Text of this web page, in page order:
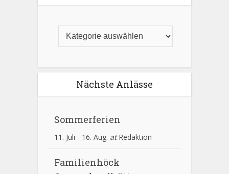
Nächste Anlässe
Sommerferien
11. Juli - 16. Aug. atRedaktion
Familienhöck